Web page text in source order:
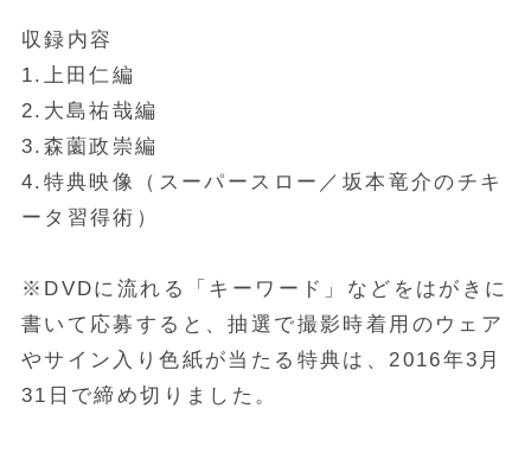
収録内容
1.上田仁編
2.大島祐哉編
3.森薗政崇編
4.特典映像（スーパースロー／坂本竜介のチキ
ータ習得術）
※DVDに流れる「キーワード」などをはがきに
書いて応募すると、抽選で撮影時着用のウェア
やサイン入り色紙が当たる特典は、2016年3月
31日で締め切りました。